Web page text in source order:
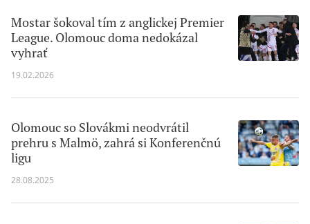
Mostar šokoval tím z anglickej Premier
League. Olomouc doma nedokázal
vyhrať
19.02.2026
Olomouc so Slovákmi neodvrátil
prehru s Malmö, zahrá si Konferenčnú
ligu
28.08.2025